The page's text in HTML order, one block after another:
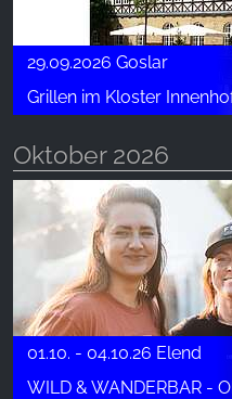
29.09.2026 Goslar
Grillen im Kloster
Oktober 2026
01.10. - 04.10.26 Elend
WILD & WANDERBAR -